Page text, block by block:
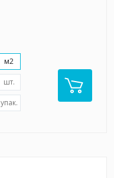
м2
шт.
упак.